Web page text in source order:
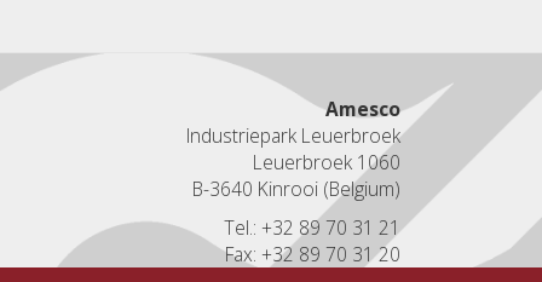
Amesco
Industriepark Leuerbroek
Leuerbroek 1060
B-3640 Kinrooi (Belgium)
Tel.: +32 89 70 31 21
Fax: +32 89 70 31 20